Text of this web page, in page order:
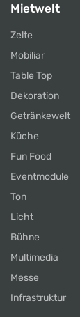
Mietwelt
Zelte
Mobiliar
Table Top
Dekoration
Getränkewelt
Küche
Fun Food
Eventmodule
Ton
Licht
Bühne
Multimedia
Messe
Infrastruktur